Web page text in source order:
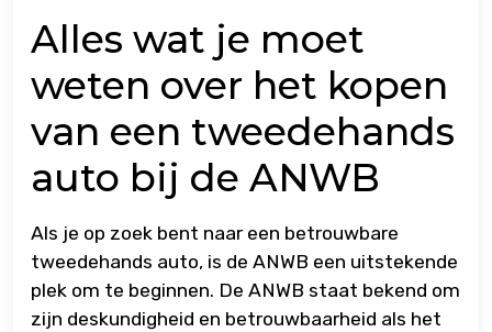
Alles wat je moet
weten over het kopen
van een tweedehands
auto bij de ANWB
Als je op zoek bent naar een betrouwbare
tweedehands auto, is de ANWB een uitstekende
plek om te beginnen. De ANWB staat bekend om
zijn deskundigheid en betrouwbaarheid als het